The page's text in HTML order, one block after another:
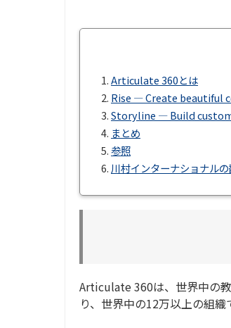
1.Articulate 360とは
2. Rise ― Create beautiful
3.Storyline ― Build
4. まとめ
5.参照
6. 川村インターナショナル
Articulate 360は、世界中の
り、世界中の12万以上の組織